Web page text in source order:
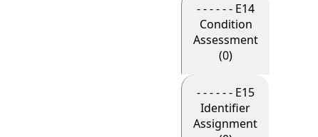
- - - - - - E14
Condition
Assessment
(0)
- - - - - - E15
Identifier
Assignment